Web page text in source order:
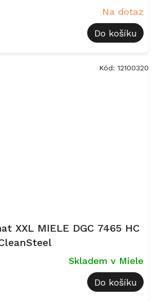
Na dotaz
Do košíku
XXL MIELE DGC 7465 HC
Skladem v Miele
Do košíku
Kód: 12100320